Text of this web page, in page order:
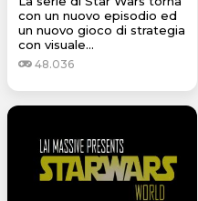
con un nuovo episodio ed
un nuovo gioco di strategia
con visuale...
48.036